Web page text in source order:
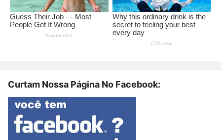
Curtam Nossa Página No Facebook: